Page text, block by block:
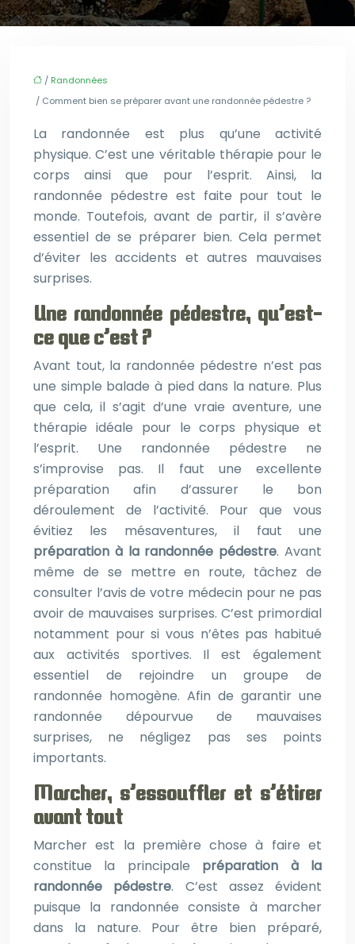
/ Randonnées
/ Comment bien se préparer avant une randonnée pédestre ?
La randonnée est plus qu’une activité
physique. C’est une véritable thérapie pour le
corps ainsi que pour l’esprit. Ainsi, la
randonnée pédestre est faite pour tout le
monde. Toutefois, avant de partir, il s’avère
essentiel de se préparer bien. Cela permet
d’éviter les accidents et autres mauvaises
surprises.
Une randonnée pédestre, qu’est-
ce que c’est ?
Avant tout, la randonnée pédestre n’est pas
une simple balade à pied dans la nature. Plus
que cela, il s’agit d’une vraie aventure, une
thérapie idéale pour le corps physique et
l’esprit. Une randonnée pédestre ne
s’improvise pas. Il faut une excellente
préparation afin d’assurer le bon
déroulement de l’activité. Pour que vous
évitiez les mésaventures, il faut une
préparation à la randonnée pédestre. Avant
même de se mettre en route, tâchez de
consulter l’avis de votre médecin pour ne pas
avoir de mauvaises surprises. C’est primordial
notamment pour si vous n’êtes pas habitué
aux activités sportives. Il est également
essentiel de rejoindre un groupe de
randonnée homogène. Afin de garantir une
randonnée dépourvue de mauvaises
surprises, ne négligez pas ses points
importants.
Marcher, s’essouffler et s’étirer
avant tout
Marcher est la première chose à faire et
constitue la principale préparation à la
randonnée pédestre. C’est assez évident
puisque la randonnée consiste à marcher
dans la nature. Pour être bien préparé,